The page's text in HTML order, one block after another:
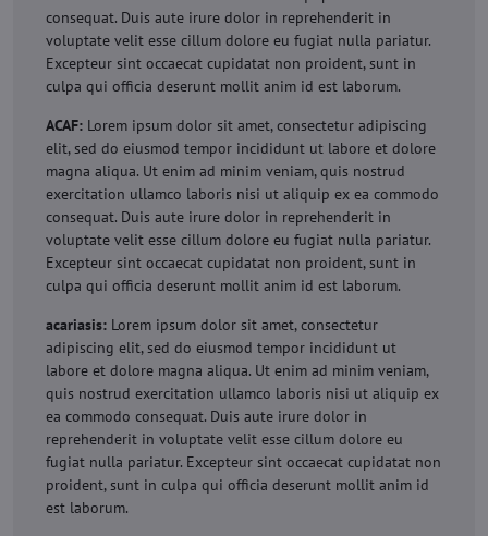
consequat. Duis aute irure dolor in reprehenderit in
voluptate velit esse cillum dolore eu fugiat nulla pariatur.
Excepteur sint occaecat cupidatat non proident, sunt in
culpa qui officia deserunt mollit anim id est laborum.
ACAF: Lorem ipsum dolor sit amet, consectetur adipiscing
elit, sed do eiusmod tempor incididunt ut labore et dolore
magna aliqua. Ut enim ad minim veniam, quis nostrud
exercitation ullamco laboris nisi ut aliquip ex ea commodo
consequat. Duis aute irure dolor in reprehenderit in
voluptate velit esse cillum dolore eu fugiat nulla pariatur.
Excepteur sint occaecat cupidatat non proident, sunt in
culpa qui officia deserunt mollit anim id est laborum.
acariasis: Lorem ipsum dolor sit amet, consectetur
adipiscing elit, sed do eiusmod tempor incididunt ut
labore et dolore magna aliqua. Ut enim ad minim veniam,
quis nostrud exercitation ullamco laboris nisi ut aliquip ex
ea commodo consequat. Duis aute irure dolor in
reprehenderit in voluptate velit esse cillum dolore eu
fugiat nulla pariatur. Excepteur sint occaecat cupidatat non
proident, sunt in culpa qui officia deserunt mollit anim id
est laborum.